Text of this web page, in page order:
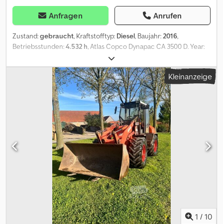
Anfragen Anrufen
Zustand:gebraucht, Kraftstofftyp: Diesel, Baujahr:2016,
Betriebsstunden:4.532 h, Atlas Copco Dynapac CA 3500 D. Year:
2016. Hours: 4532. Weight: 12.150 kg. max weight: 15.600 kg.
Codjzrwmcopfx Akwsrf CE Machine. 119 KW. Roller width: 2130 mm.
Vibration. Camera. Joystick. Airconditioning. Tyres: 23.1-26 70%. NL
Machine! ID NR: 296. The General Terms and Conditions of
Heinhuis are applicable to all adverts, offers and quotations by
Heinhuis, all agreements entered into by Heinhuis and the
negotiations preceding them. By any form of response you
accept the applicability of the General Terms and Conditions of
Heinhuis and you declare that you have taken note of these
General Terms and Conditions. Our prices are export netto
prices. = Weitere Informationen = Baujahr: 2016 Antrieb: Rad
Leergewicht: 12.150 kg CE-Kennzeichnung: ja =
Firmeninformationen = Für mehr Informationen:
Kleinanzeige
1 / 10